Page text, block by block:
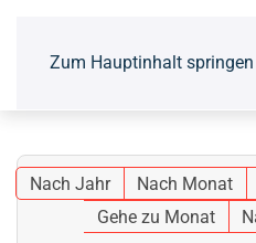
Zum Hauptinhalt springen
Nach Jahr Nach Monat
Gehe zu Monat